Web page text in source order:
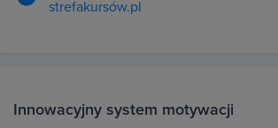
strefakursów.pl
Innowacyjny system motywacji